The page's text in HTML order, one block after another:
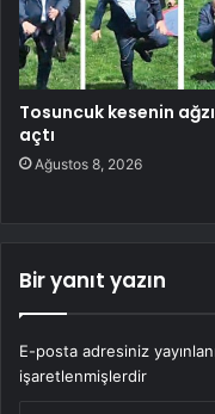
Tosuncuk kesenin
açtı
Ağustos 8, 2026
Bir yanıt yazın
E-posta adresiniz
işaretlenmişlerdir